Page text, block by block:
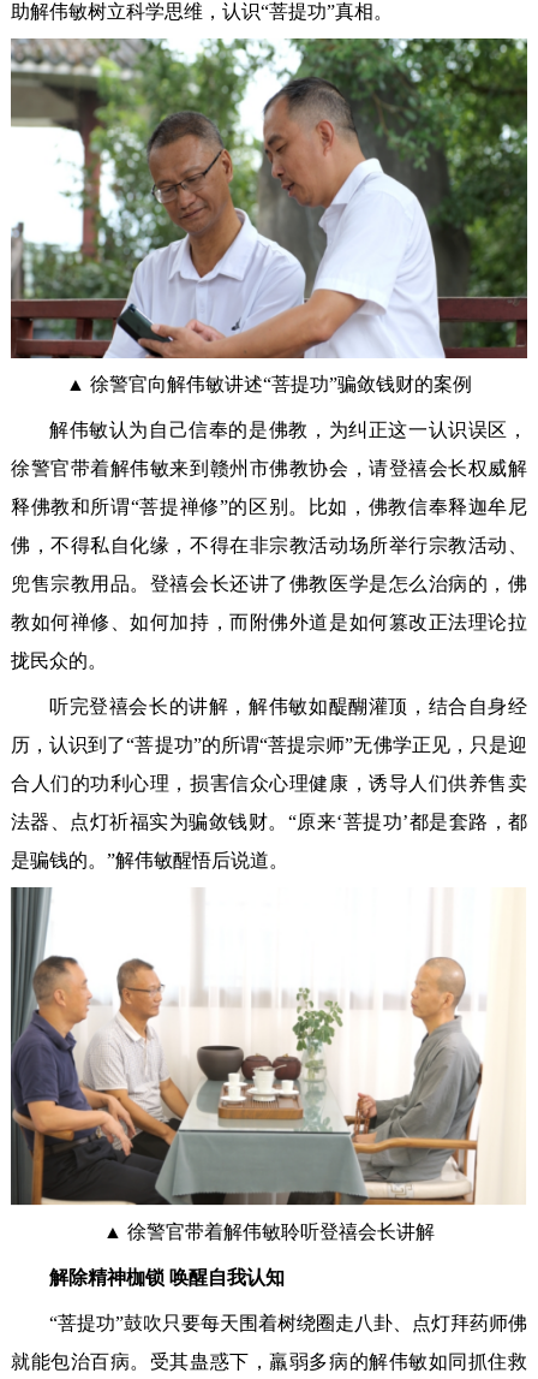
助解伟敏树立科学思维，认识“菩提功”真相。
▲ 徐警官向解伟敏讲述“菩提功”骗敛钱财的案例
解伟敏认为自己信奉的是佛教，为纠正这一认识误区，
徐警官带着解伟敏来到赣州市佛教协会，请登禧会长权威解
释佛教和所谓“菩提禅修”的区别。比如，佛教信奉释迦牟尼
佛，不得私自化缘，不得在非宗教活动场所举行宗教活动、
兜售宗教用品。登禧会长还讲了佛教医学是怎么治病的，佛
教如何禅修、如何加持，而附佛外道是如何篡改正法理论拉
拢民众的。
听完登禧会长的讲解，解伟敏如醍醐灌顶，结合自身经
历，认识到了“菩提功”的所谓“菩提宗师”无佛学正见，只是迎
合人们的功利心理，损害信众心理健康，诱导人们供养售卖
法器、点灯祈福实为骗敛钱财。“原来‘菩提功’都是套路，都
是骗钱的。”解伟敏醒悟后说道。
▲ 徐警官带着解伟敏聆听登禧会长讲解
解除精神枷锁 唤醒自我认知
“菩提功”鼓吹只要每天围着树绕圈走八卦、点灯拜药师佛
就能包治百病。受其蛊惑下，羸弱多病的解伟敏如同抓住救